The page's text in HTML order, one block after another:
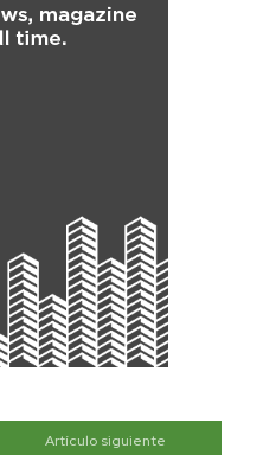
Artículo siguiente